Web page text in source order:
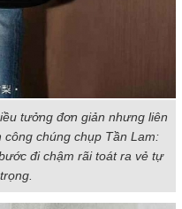
tưởng đơn giản nhưng liên
chúng chụp Tần Lam:
đi chậm rãi toát ra vẻ tự